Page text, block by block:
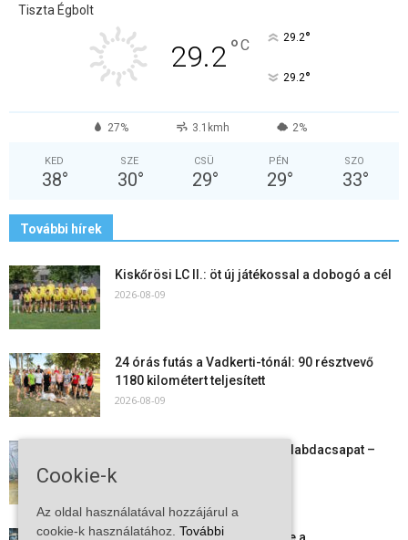
Tiszta Égbolt
29.2°C 29.2°
29.2°
27% 3.1kmh 2%
KED
38°
SZE
30°
CSÜ
29°
PÉN
29°
SZO
33°
További hírek
Kiskőrösi LC II.: öt új játékossal a dobogó a cél
2026-08-09
24 órás futás a Vadkerti-tónál: 90 résztvevő
1180 kilométert teljesített
2026-08-09
Megszűnt a kiskőrösi női kézilabdacsapat –
Aktuális állásajánlatok: ezekre a
Cookie-k
Az oldal használatával hozzájárul a
cookie-k használatához. További